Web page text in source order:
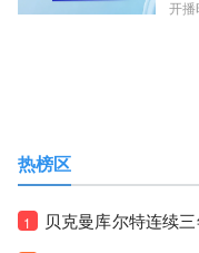
开播
热榜区
1 贝克曼库尔特连续